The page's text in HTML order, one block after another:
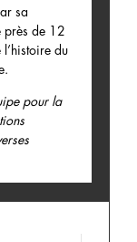
sa
près de 12
l’histoire du
pour la